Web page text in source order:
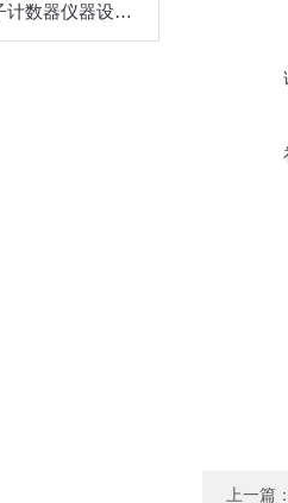
CLJ-E激光尘埃粒子计数器仪器设计精巧
上一篇